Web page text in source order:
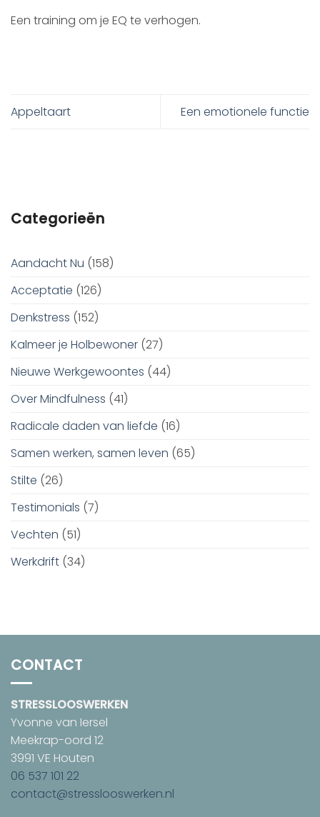
Een training om je EQ te verhogen.
Appeltaart Een emotionele functie
Categorieën
Aandacht Nu (158)
Acceptatie (126)
Denkstress (152)
Kalmeer je Holbewoner (27)
Nieuwe Werkgewoontes (44)
Over Mindfulness (41)
Radicale daden van liefde (16)
Samen werken, samen leven (65)
Stilte (26)
Testimonials (7)
Vechten (51)
Werkdrift (34)
CONTACT
STRESSLOOSWERKEN
Yvonne van Iersel
Meekrap-oord 12
3991 VE Houten
06 537 101 22
contact@stresslooswerken.nl